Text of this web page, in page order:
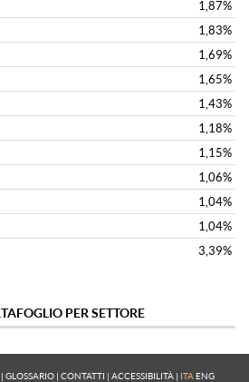
| GLOSSARIO | CONTATTI | ACCESSIBILITÀ | ITA ENG